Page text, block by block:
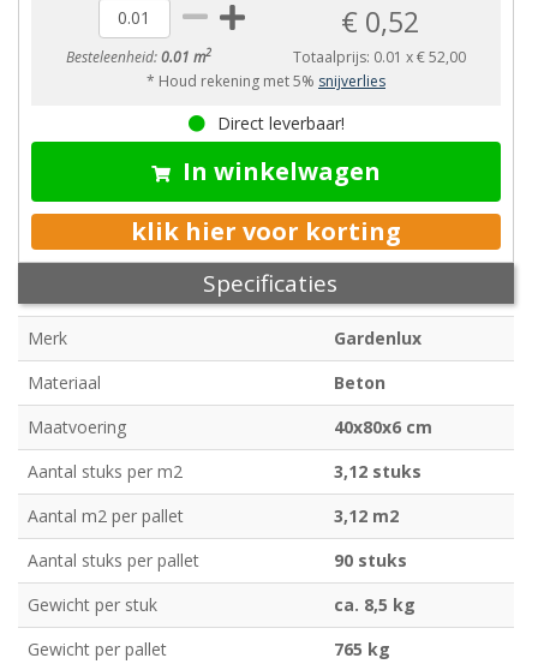
Besteleenheid:0.01 m2
€ 0,52
Totaalprijs: 0.01 x€ 52,00
* Houd rekening met 5% snijverlies
Direct leverbaar!
In winkelwagen
klik hier voor korting
Specificaties
Merk
Gardenlux
Materiaal
Beton
Maatvoering
40x80x6 cm
Aantal stuks per m2
3,12 stuks
Aantal m2 per pallet
3,12 m2
Aantal stuks per pallet
90 stuks
Gewicht per stuk
ca. 8,5 kg
Gewicht per pallet
765 kg